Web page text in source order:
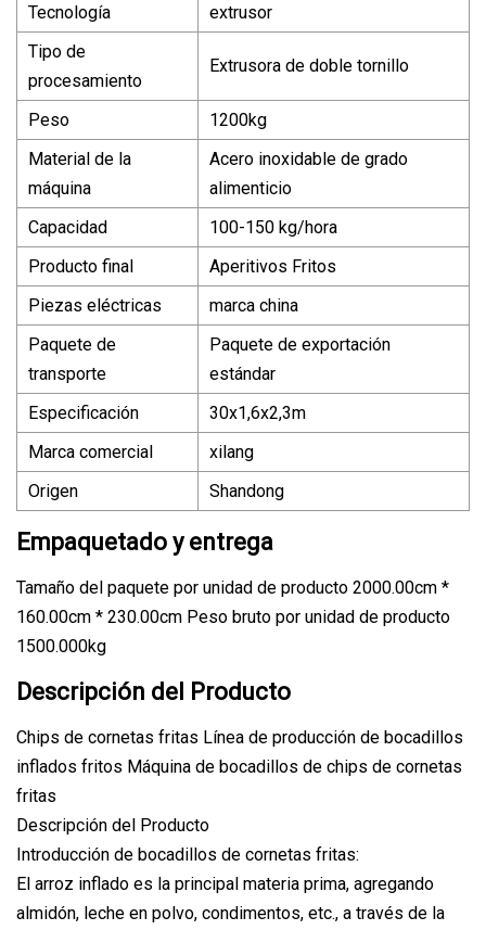
Tecnología
extrusor
Tipo de
procesamiento
Extrusora de doble tornillo
Peso
1200kg
Material de la
máquina
Acero inoxidable de grado
alimenticio
Capacidad
100-150 kg/hora
Producto final
Aperitivos Fritos
Piezas eléctricas
marca china
Paquete de
transporte
Paquete de exportación
estándar
Especificación
30x1,6x2,3m
Marca comercial
xilang
Origen
Shandong
Empaquetado y entrega
Tamaño del paquete por unidad de producto 2000.00cm *
160.00cm * 230.00cm Peso bruto por unidad de producto
1500.000kg
Descripción del Producto
Chips de cornetas fritas Línea de producción de bocadillos
inflados fritos Máquina de bocadillos de chips de cornetas
fritas
Descripción del Producto
Introducción de bocadillos de cornetas fritas:
El arroz inflado es la principal materia prima, agregando
almidón, leche en polvo, condimentos, etc., a través de la